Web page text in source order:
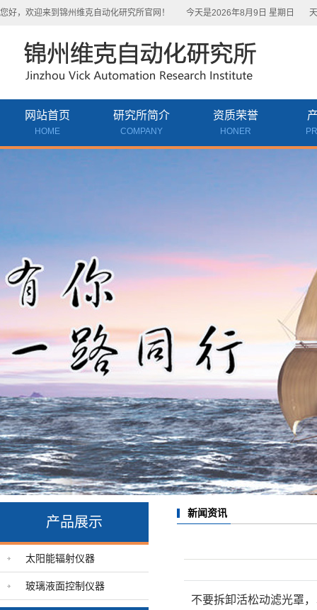
您好，欢迎来到锦州维克自动化研究所官网！ 今天是2026年8月9日 星期日 天
网站首页
HOME
研究所简介
COMPANY
资质荣誉
HONER
产品展示
太阳能辐射仪器
玻璃液面控制仪器
新闻资讯
不要拆卸活松动滤光罩